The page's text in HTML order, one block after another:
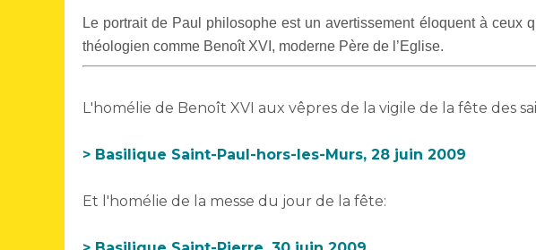
Le portrait de Paul philosophe est un avertissement éloquent à ceux
théologien comme Benoît XVI, moderne Père de l’Eglise.
L'homélie de Benoît XVI aux vêpres de la vigile de la fête des
> Basilique Saint-Paul-hors-les-Murs, 28 juin 2009
Et l'homélie de la messe du jour de la fête: